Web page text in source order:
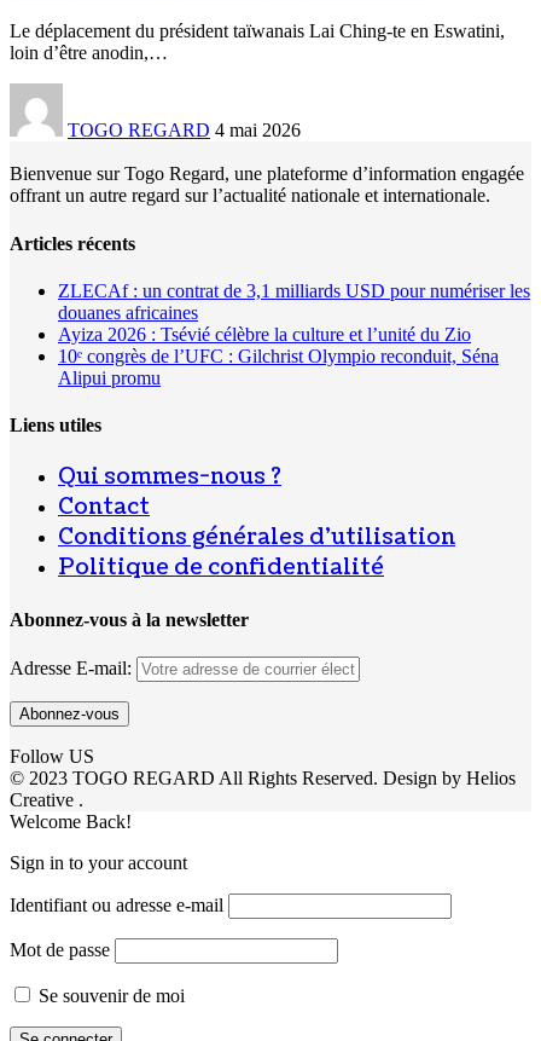
Le déplacement du président taïwanais Lai Ching-te en Eswatini,
loin d’être anodin,…
TOGO REGARD 4 mai 2026
Bienvenue sur Togo Regard, une plateforme d’information engagée
offrant un autre regard sur l’actualité nationale et internationale.
Articles récents
ZLECAf : un contrat de 3,1 milliards USD pour numériser les
douanes africaines
Ayiza 2026 : Tsévié célèbre la culture et l’unité du Zio
10ᵉ congrès de l’UFC : Gilchrist Olympio reconduit, Séna
Alipui promu
Liens utiles
Qui sommes-nous ?
Contact
Conditions générales d’utilisation
Politique de confidentialité
Abonnez-vous à la newsletter
Adresse E-mail:
Follow US
© 2023 TOGO REGARD All Rights Reserved. Design by Helios
Creative .
Welcome Back!
Sign in to your account
Identifiant ou adresse e-mail
Mot de passe
Se souvenir de moi